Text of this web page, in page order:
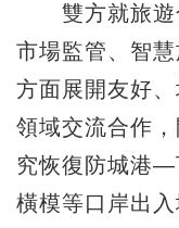
雙方就旅遊合
市場監管、智
方面展開友好
領域交流合作
究恢復防城港
橫模等口岸出